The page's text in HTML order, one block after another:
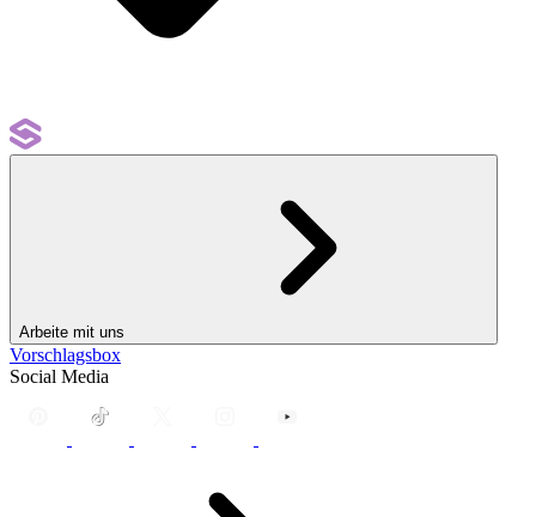
Arbeite mit uns
Vorschlagsbox
Social Media